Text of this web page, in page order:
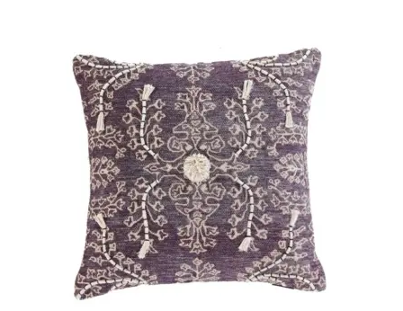
Μπροκάρ
Οργάντζα
Οργάντζα διπλή
Οργάντζα με κέντημα
Οργάντζα με ταφτά